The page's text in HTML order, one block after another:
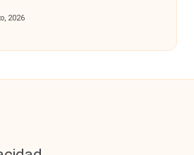
2026